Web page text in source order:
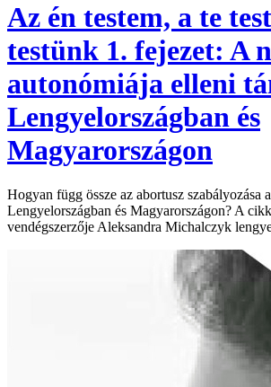
Az én testem, a te
testünk 1. fejezet: A
autonómiája elleni
Lengyelországban és
Magyarországon
Hogyan függ össze az abortusz szabályozása
Lengyelországban és Magyarországon? A
vendégszerzője Aleksandra Michalczyk